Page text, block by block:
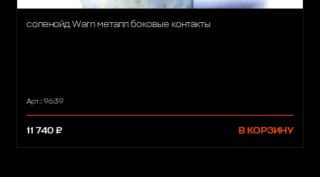
соленойд Warn металл боковые контакты
Арт.: 9639
11 740 ₽ В КОРЗИНУ